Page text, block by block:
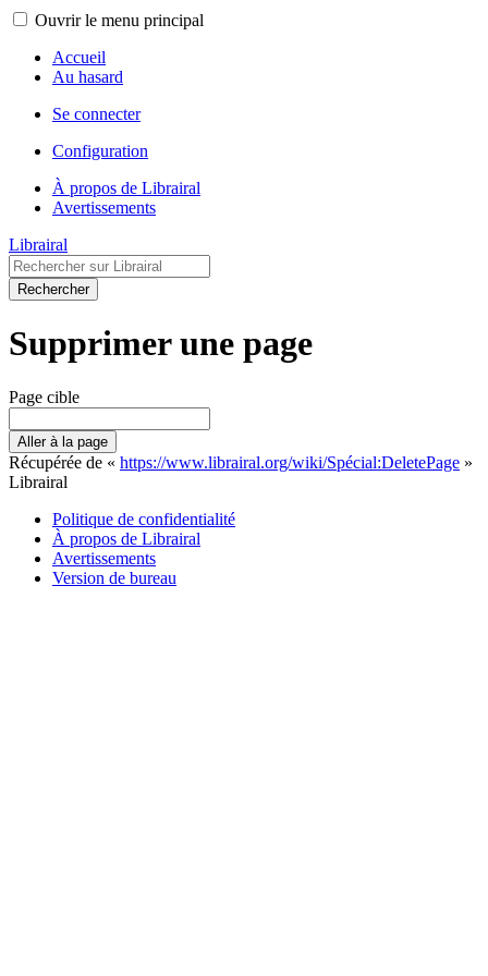
Ouvrir le menu principal
Accueil
Au hasard
Se connecter
Configuration
À propos de Librairal
Avertissements
Librairal
Rechercher
Supprimer une page
Page cible
Aller à la page
Récupérée de « https://www.librairal.org/wiki/Spécial:DeletePage »
Librairal
Politique de confidentialité
À propos de Librairal
Avertissements
Version de bureau